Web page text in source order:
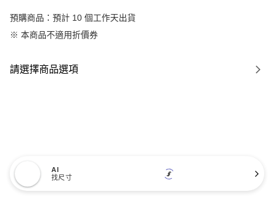
預購商品：預計 10 個工作天出貨
※ 本商品不適用折價券
請選擇商品選項
AI
找尺寸